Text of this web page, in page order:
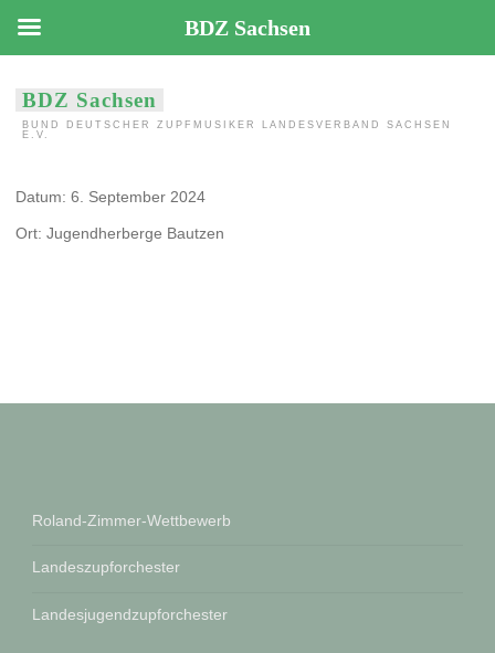
Inhalt
springen
BDZ Sachsen
BUND DEUTSCHER ZUPFMUSIKER LANDESVERBAND SACHSEN
E.V.
06.-08.09.2024
Datum:6. September 2024
Ort:Jugendherberge Bautzen
Roland-Zimmer-Wettbewerb
Landeszupforchester
Landesjugendzupforchester
BDZ Sachsen